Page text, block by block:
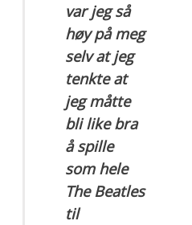
var jeg så
høy på meg
selv at jeg
tenkte at
jeg måtte
bli like bra
å spille
som hele
The Beatles
til